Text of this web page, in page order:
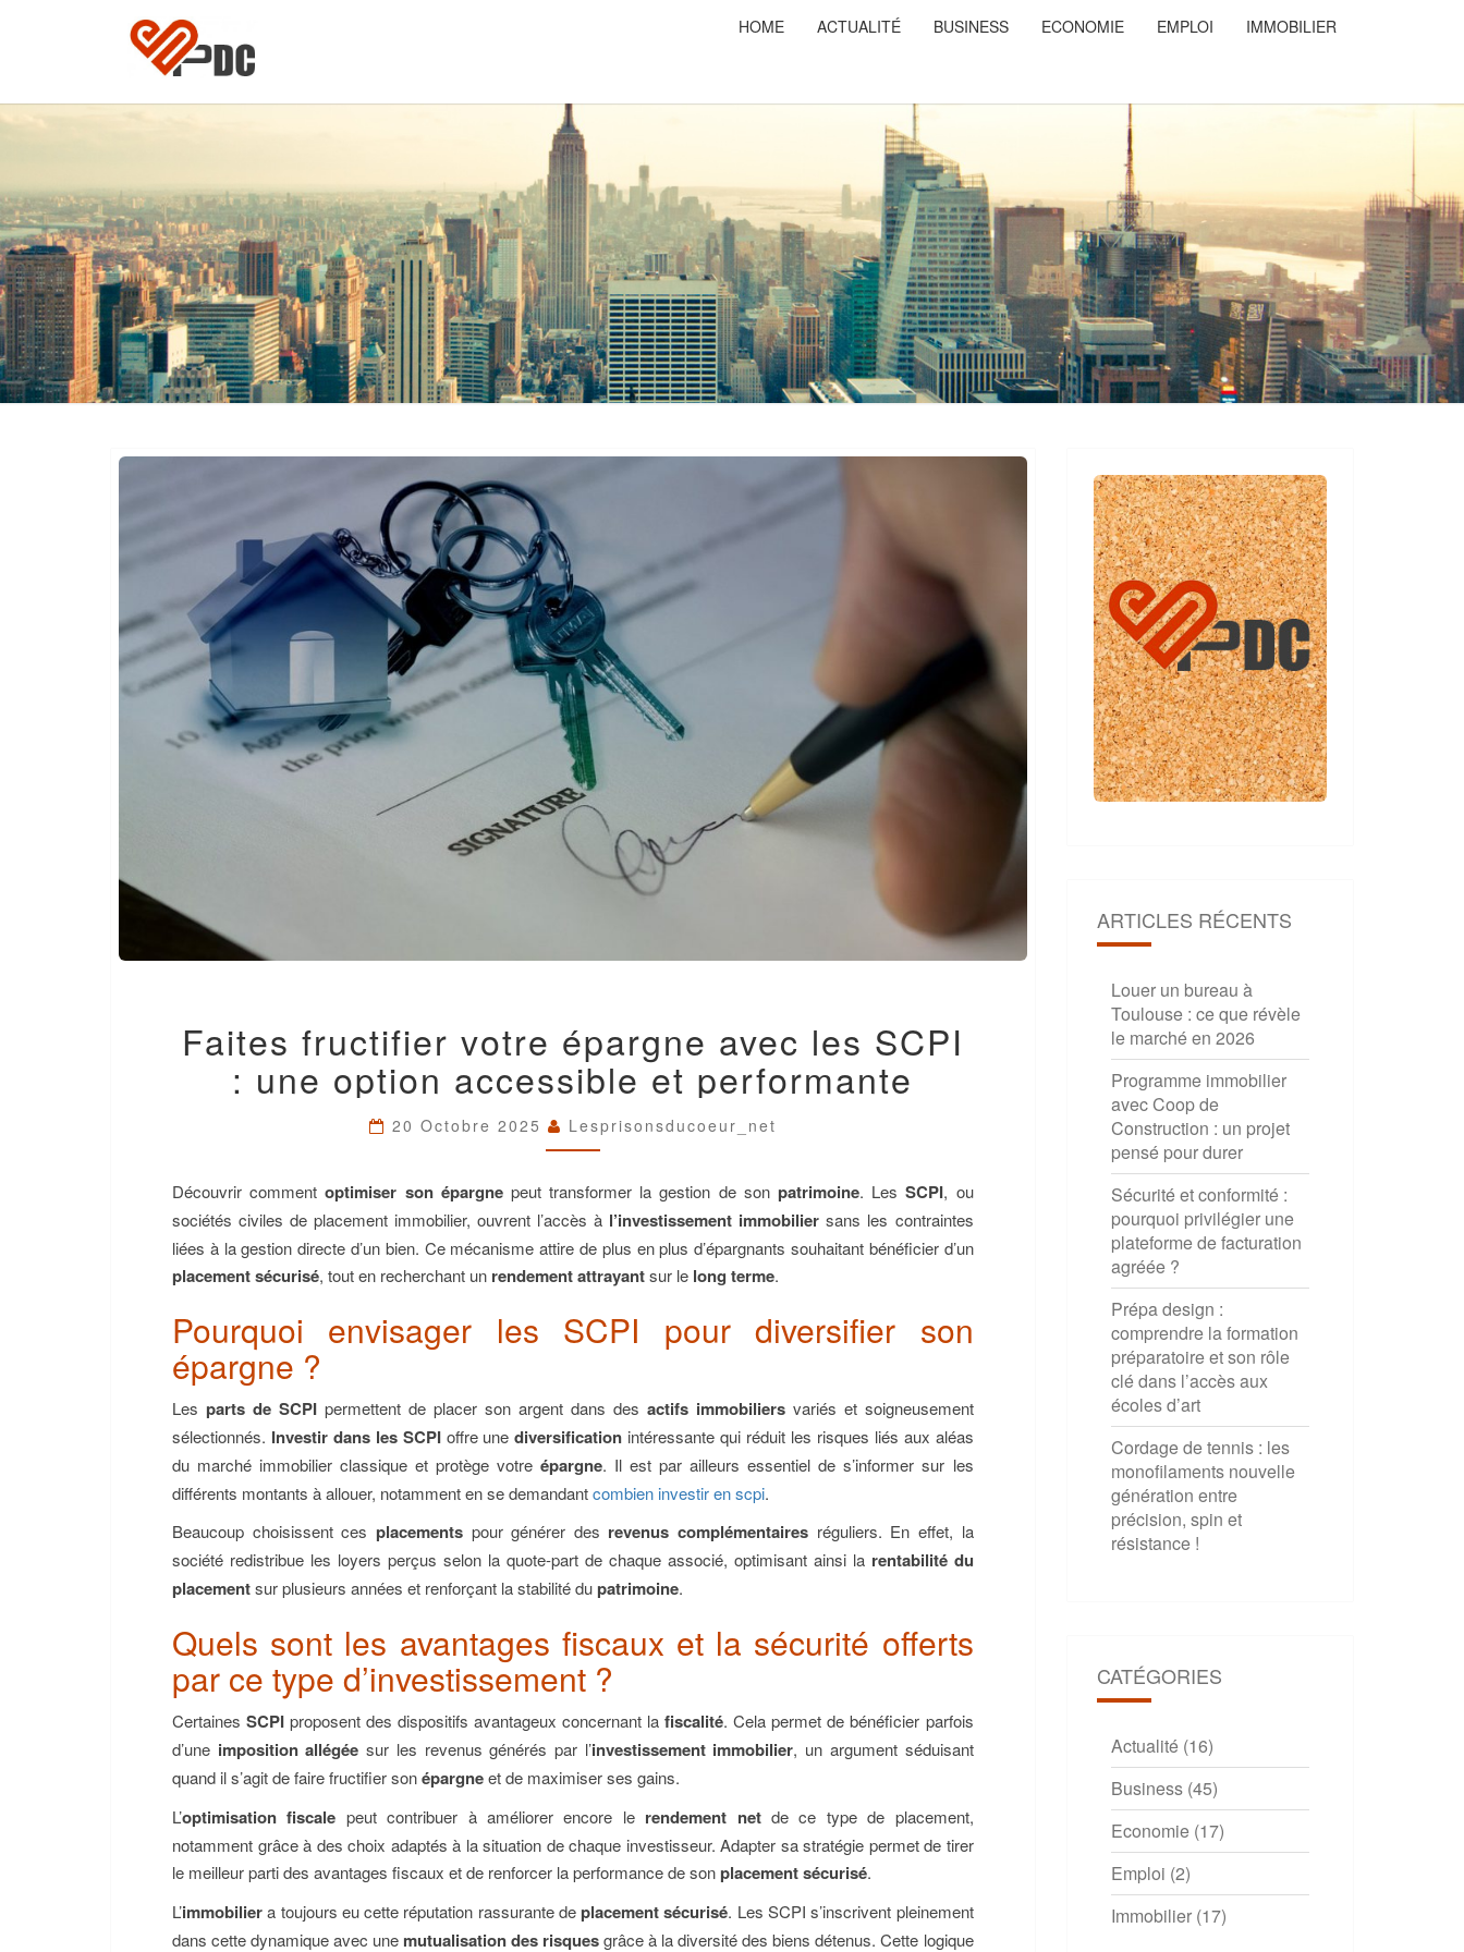
HOME ACTUALITÉ BUSINESS ECONOMIE EMPLOI IMMOBILIER
PRISONSDUCOEUR
FRUCTIFIER
VOTRE
ÉPARGNE
AVEC
LES
SCPI
UNE
OPTION
ACCESSIBLE
ET
PERFORMANTE
Faites fructifier votre épargne avec les SCPI
: une option accessible et performante
20 Octobre 2025 Lesprisonsducoeur_net
Découvrir commentoptimiser son épargnepeut transformer la gestion de son patrimoine. LesSCPI, ou
sociétés civiles de placement immobilier, ouvrent l’accès à l’investissement immobilier sans les contraintes
liées à la gestion directe d’un bien. Ce mécanisme attire de plus en plus d’épargnants souhaitant bénéficier d’un
placement sécurisé, tout en recherchant un rendement attrayantsur le long terme.
Pourquoi envisager les SCPI pour diversifier son
épargne ?
Les parts de SCPIpermettent de placer son argent dans des actifs immobiliersvariés et soigneusement
sélectionnés. Investir dans les SCPIoffre unediversification intéressante qui réduit les risques liés aux aléas
du marché immobilier classique et protège votreépargne. Il est par ailleurs essentiel de s’informer sur les
différents montants à allouer, notamment en se demandantcombien investir en scpi.
Beaucoup choisissent ces placementspour générer des revenus complémentaires réguliers. En effet, la
société redistribue les loyers perçus selon la quote-part de chaque associé, optimisant ainsi la rentabilité du
placementsur plusieurs années et renforçant la stabilité dupatrimoine.
Quels sont les avantages fiscaux et la sécurité offerts
par ce type d’investissement ?
CertainesSCPI proposent des dispositifs avantageux concernant lafiscalité. Cela permet de bénéficier parfois
d’une imposition allégée sur les revenus générés par l’investissement immobilier, un argument séduisant
quand il s’agit de faire fructifier sonépargneet de maximiser ses gains.
L’optimisation fiscale peut contribuer à améliorer encore le rendement netde ce type de placement,
notamment grâce à des choix adaptés à la situation de chaque investisseur. Adapter sa stratégie permet de tirer
le meilleur parti des avantages fiscaux et de renforcer la performance de sonplacement sécurisé.
L’immobiliera toujours eu cette réputation rassurante deplacement sécurisé. Les SCPI s’inscrivent pleinement
dans cette dynamique avec une mutualisation des risquesgrâce à la diversité des biens détenus. Cette logique
ARTICLES RÉCENTS
Louer un bureau à
Toulouse : ce que révèle
le marché en 2026
Programme immobilier
avec Coop de
Construction : un projet
pensé pour durer
Sécurité et conformité :
pourquoi privilégier une
plateforme de facturation
agréée ?
Prépa design :
comprendre la formation
préparatoire et son rôle
clé dans l’accès aux
écoles d’art
Cordage de tennis : les
monofilaments nouvelle
génération entre
précision, spin et
résistance !
CATÉGORIES
Actualité(16)
Business(45)
Economie(17)
Emploi (2)
Immobilier(17)